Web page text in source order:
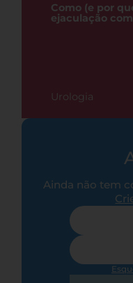
Como (e por
ejaculação
Urologia
Ainda não tem